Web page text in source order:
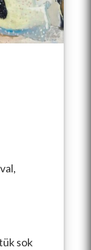
sok